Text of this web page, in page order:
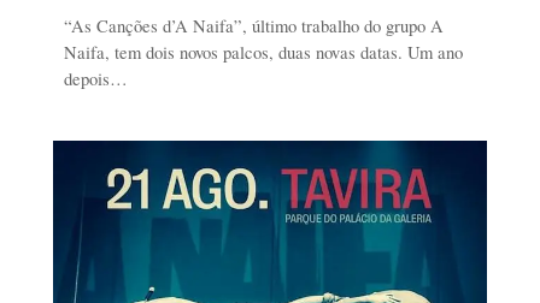
“As Canções d’A Naifa”, último trabalho do grupo A
Naifa, tem dois novos palcos, duas novas datas. Um ano
depois…